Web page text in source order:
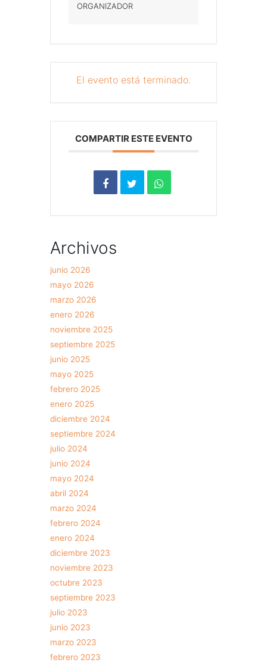
ORGANIZADOR
El evento está terminado.
COMPARTIR ESTE EVENTO
Archivos
junio 2026
mayo 2026
marzo 2026
enero 2026
noviembre 2025
septiembre 2025
junio 2025
mayo 2025
febrero 2025
enero 2025
diciembre 2024
septiembre 2024
julio 2024
junio 2024
mayo 2024
abril 2024
marzo 2024
febrero 2024
enero 2024
diciembre 2023
noviembre 2023
octubre 2023
septiembre 2023
julio 2023
junio 2023
marzo 2023
febrero 2023